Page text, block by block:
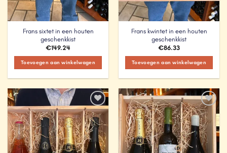
Frans sixtet in een houten
geschenkkist
€149.24
Toevoegen aan winkelwagen
Frans kwintet in een houten
geschenkkist
€86.33
Toevoegen aan winkelwagen
Add to
Wishlist
Add to
Wishlist